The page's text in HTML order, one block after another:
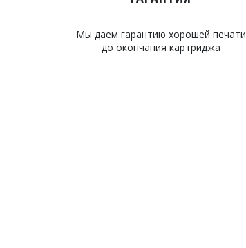
Мы даем гарантию хорошей печати
до окончания картриджа